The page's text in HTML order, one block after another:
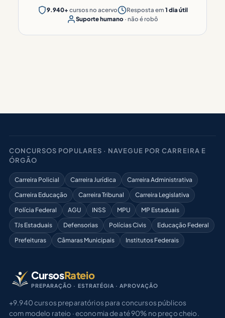
9.940+ cursos no acervo Resposta em 1 dia útil
Suporte humano · não é robô
CONCURSOS POPULARES · NAVEGUE POR CARREIRA E
ÓRGÃO
Carreira Policial Carreira Jurídica
Carreira Administrativa
Carreira Educação
Carreira Tribunal
Carreira Legislativa
Polícia Federal
AGU INSS MPU
MP Estaduais
TJs Estaduais
Defensorias Polícias Civis
Educação Federal
Prefeituras
Câmaras Municipais Institutos Federais
CursosRateio
PREPARAÇÃO · ESTRATÉGIA · APROVAÇÃO
+9.940 cursos preparatórios para concursos públicos
com modelo rateio · economia de até 90% no preço cheio.